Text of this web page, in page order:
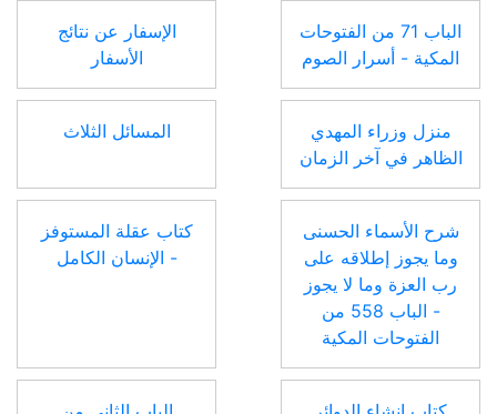
الباب 71 من الفتوحات
المكية - أسرار الصوم
الإسفار عن نتائج
الأسفار
منزل وزراء المهدي
الظاهر في آخر الزمان
المسائل الثلاث
شرح الأسماء الحسنى
وما يجوز إطلاقه على
رب العزة وما لا يجوز
- الباب 558 من
الفتوحات المكية
كتاب عقلة المستوفز
- الإنسان الكامل